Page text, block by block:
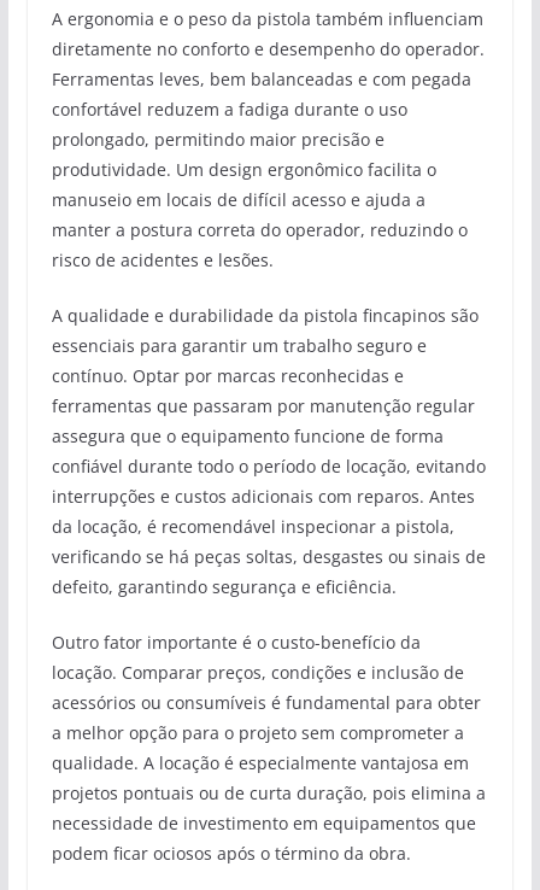
A ergonomia e o peso da pistola também influenciam
diretamente no conforto e desempenho do operador.
Ferramentas leves, bem balanceadas e com pegada
confortável reduzem a fadiga durante o uso
prolongado, permitindo maior precisão e
produtividade. Um design ergonômico facilita o
manuseio em locais de difícil acesso e ajuda a
manter a postura correta do operador, reduzindo o
risco de acidentes e lesões.
A qualidade e durabilidade da pistola fincapinos são
essenciais para garantir um trabalho seguro e
contínuo. Optar por marcas reconhecidas e
ferramentas que passaram por manutenção regular
assegura que o equipamento funcione de forma
confiável durante todo o período de locação, evitando
interrupções e custos adicionais com reparos. Antes
da locação, é recomendável inspecionar a pistola,
verificando se há peças soltas, desgastes ou sinais de
defeito, garantindo segurança e eficiência.
Outro fator importante é o custo-benefício da
locação. Comparar preços, condições e inclusão de
acessórios ou consumíveis é fundamental para obter
a melhor opção para o projeto sem comprometer a
qualidade. A locação é especialmente vantajosa em
projetos pontuais ou de curta duração, pois elimina a
necessidade de investimento em equipamentos que
podem ficar ociosos após o término da obra.